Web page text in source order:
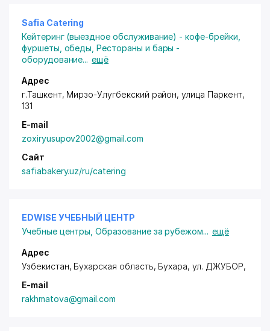
Safia Catering
Кейтеринг (выездное обслуживание) - кофе-брейки,
фуршеты, обеды ,Рестораны и бары -
оборудование... ещё
Адрес
г.Ташкент, Мирзо-Улугбекский район, улица Паркент,
131
E-mail
zoxiryusupov2002@gmail.com
Сайт
safiabakery.uz/ru/catering
EDWISE УЧЕБНЫЙ ЦЕНТР
Учебные центры ,Образование за рубежом... ещё
Адрес
Узбекистан, Бухарская область, Бухара,ул. ДЖУБОР,
E-mail
rakhmatova@gmail.com